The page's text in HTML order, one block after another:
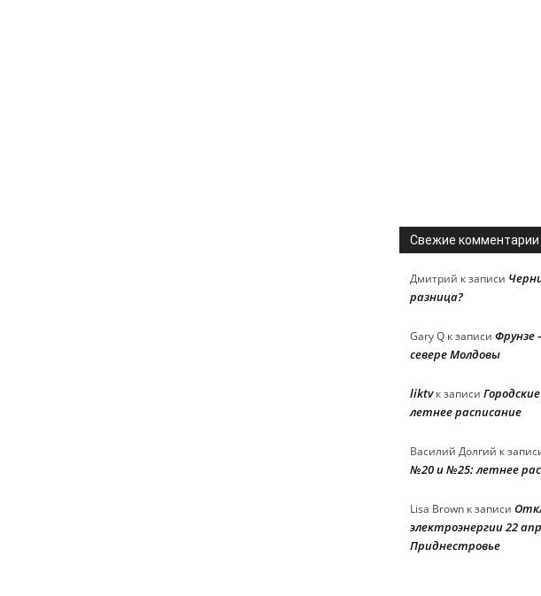
Свежие комментарии
Дмитрий к записи
разница?
Gary Q к записи Фрунзе
севере Молдовы
liktvк записи
летнее расписание
Василий Долгий к
№20 и №25: летнее
Lisa Brown к записи
электроэнергии 22
Приднестровье